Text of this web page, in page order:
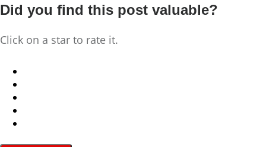
Did you find this post valuable?
Click on a star to rate it.